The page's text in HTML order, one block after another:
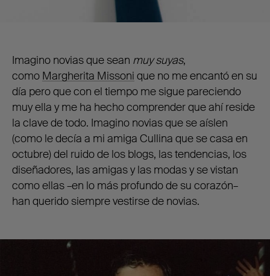
Imagino novias que sean muy suyas,
como Margherita Missoni que no me encantó en su
día pero que con el tiempo me sigue pareciendo
muy ella y me ha hecho comprender que ahí reside
la clave de todo. Imagino novias que se aíslen
(como le decía a mi amiga Cullina que se casa en
octubre) del ruido de los blogs, las tendencias, los
diseñadores, las amigas y las modas y se vistan
como ellas –en lo más profundo de su corazón–
han querido siempre vestirse de novias.